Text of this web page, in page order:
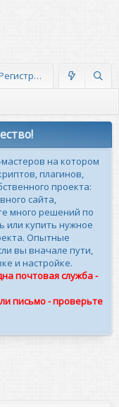
на котором
плагинов,
проекта:
сайта,
много решений по
или купить нужное
Опытные
вы вначале пути,
и настройке.
почтовая служба -
письмо - проверьте